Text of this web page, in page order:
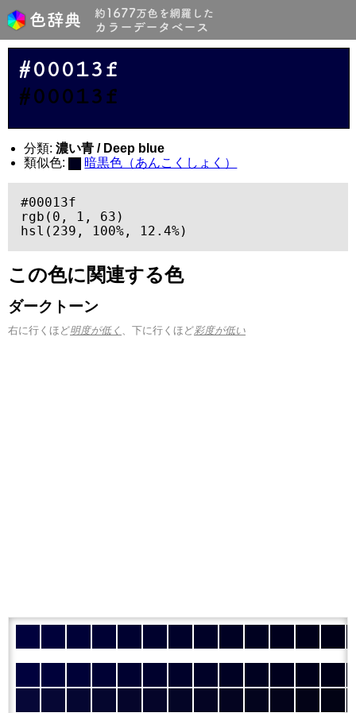
#00013f
#00013f
分類: 濃い青 / Deep blue
類似色:
暗黒色（あんこくしょく）
#00013f
rgb(0, 1, 63)
hsl(239, 100%, 12.4%)
この色に関連する色
ダークトーン
右に行くほど明度が低く 、下に行くほど彩度が低い